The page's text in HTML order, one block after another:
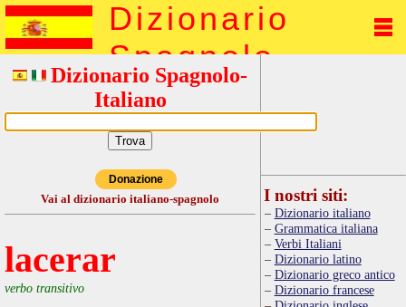
Dizionario
Spagnolo
Dizionario Spagnolo-
Italiano
Donazione
Vai al dizionario italiano-spagnolo
lacerar
verbo transitivo
I nostri siti:
Dizionario italiano
Grammatica italiana
Verbi Italiani
Dizionario latino
Dizionario greco antico
Dizionario francese